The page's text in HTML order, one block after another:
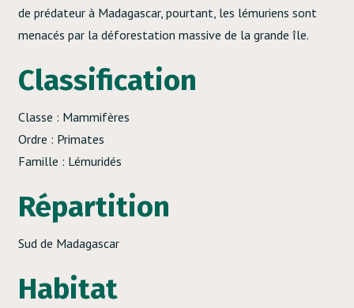
de prédateur à Madagascar, pourtant, les lémuriens sont
menacés par la déforestation massive de la grande île.
Classification
Classe : Mammifères
Ordre : Primates
Famille : Lémuridés
Répartition
Sud de Madagascar
Habitat